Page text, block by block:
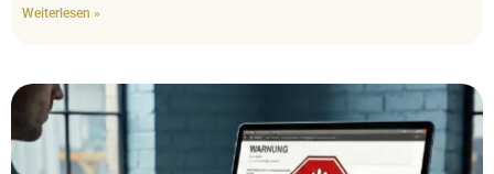
Weiterlesen »